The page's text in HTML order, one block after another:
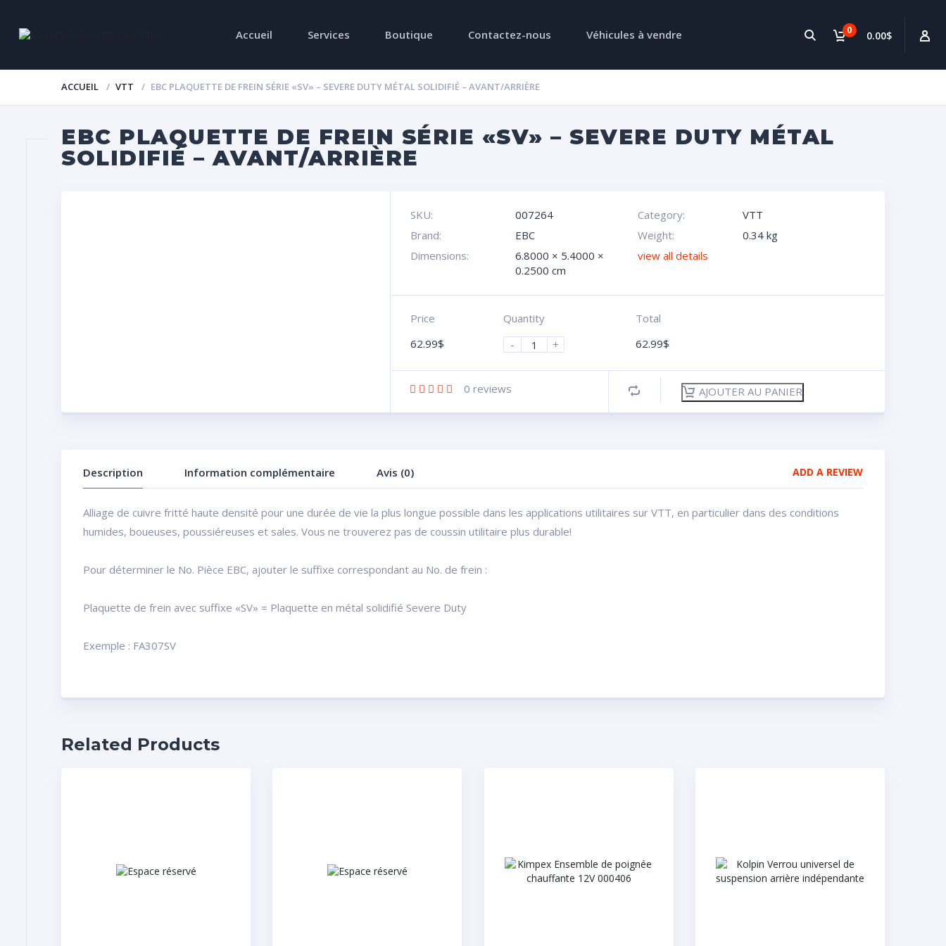
0 0.00$
Accueil Services Boutique Contactez-nous Véhicules à vendre
ACCUEIL VTT EBC PLAQUETTE DE FREIN SÉRIE «SV» – SEVERE DUTY MÉTAL SOLIDIFIÉ – AVANT/ARRIÈRE
EBC PLAQUETTE DE FREIN SÉRIE «SV» – SEVERE DUTY MÉTAL
SOLIDIFIÉ – AVANT/ARRIÈRE
SKU: 007264 Category:
VTT
Brand:
EBC Weight:
0.34 kg
Dimensions:
6.8000 × 5.4000 ×
0.2500 cm
view all details
Price
62.99$
Quantity
-
+
Total
62.99$
0 reviews AJOUTER AU PANIER
Description Information complémentaire Avis (0) ADD A REVIEW
Alliage de cuivre fritté haute densité pour une durée de vie la plus longue possible dans les applications utilitaires sur VTT, en particulier dans des conditions
humides, boueuses, poussiéreuses et sales. Vous ne trouverez pas de coussin utilitaire plus durable!
Pour déterminer le No. Pièce EBC, ajouter le suffixe correspondant au No. de frein :
Plaquette de frein avec suffixe «SV» = Plaquette en métal solidifié Severe Duty
Exemple : FA307SV
Related Products